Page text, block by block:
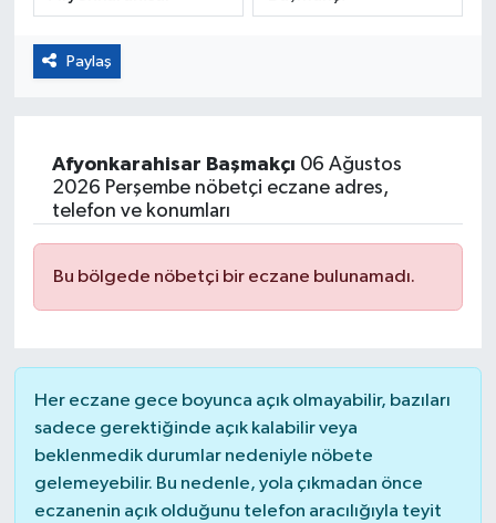
Paylaş
Afyonkarahisar Başmakçı 06 Ağustos
2026 Perşembe nöbetçi eczane adres,
telefon ve konumları
Bu bölgede nöbetçi bir eczane bulunamadı.
Her eczane gece boyunca açık olmayabilir, bazıları
sadece gerektiğinde açık kalabilir veya
beklenmedik durumlar nedeniyle nöbete
gelemeyebilir. Bu nedenle, yola çıkmadan önce
eczanenin açık olduğunu telefon aracılığıyla teyit
Turizm
Tarım
Bilim ve Teknoloji